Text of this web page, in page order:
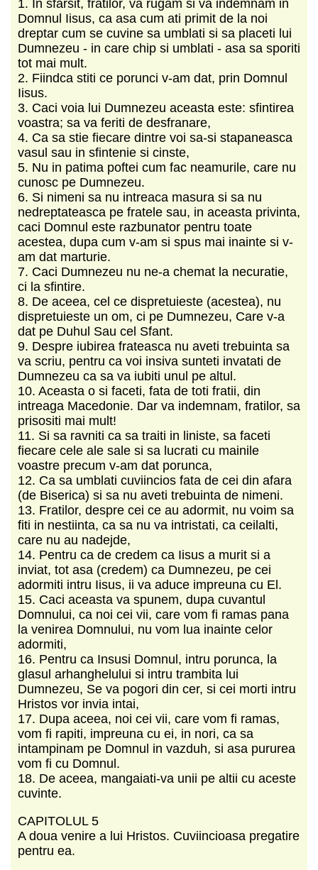
1. In sfarsit, fratilor, va rugam si va indemnam in
Domnul Iisus, ca asa cum ati primit de la noi
dreptar cum se cuvine sa umblati si sa placeti lui
Dumnezeu - in care chip si umblati - asa sa sporiti
tot mai mult.
2. Fiindca stiti ce porunci v-am dat, prin Domnul
Iisus.
3. Caci voia lui Dumnezeu aceasta este: sfintirea
voastra; sa va feriti de desfranare,
4. Ca sa stie fiecare dintre voi sa-si stapaneasca
vasul sau in sfintenie si cinste,
5. Nu in patima poftei cum fac neamurile, care nu
cunosc pe Dumnezeu.
6. Si nimeni sa nu intreaca masura si sa nu
nedreptateasca pe fratele sau, in aceasta privinta,
caci Domnul este razbunator pentru toate
acestea, dupa cum v-am si spus mai inainte si v-
am dat marturie.
7. Caci Dumnezeu nu ne-a chemat la necuratie,
ci la sfintire.
8. De aceea, cel ce dispretuieste (acestea), nu
dispretuieste un om, ci pe Dumnezeu, Care v-a
dat pe Duhul Sau cel Sfant.
9. Despre iubirea frateasca nu aveti trebuinta sa
va scriu, pentru ca voi insiva sunteti invatati de
Dumnezeu ca sa va iubiti unul pe altul.
10. Aceasta o si faceti, fata de toti fratii, din
intreaga Macedonie. Dar va indemnam, fratilor, sa
prisositi mai mult!
11. Si sa ravniti ca sa traiti in liniste, sa faceti
fiecare cele ale sale si sa lucrati cu mainile
voastre precum v-am dat porunca,
12. Ca sa umblati cuviincios fata de cei din afara
(de Biserica) si sa nu aveti trebuinta de nimeni.
13. Fratilor, despre cei ce au adormit, nu voim sa
fiti in nestiinta, ca sa nu va intristati, ca ceilalti,
care nu au nadejde,
14. Pentru ca de credem ca Iisus a murit si a
inviat, tot asa (credem) ca Dumnezeu, pe cei
adormiti intru Iisus, ii va aduce impreuna cu El.
15. Caci aceasta va spunem, dupa cuvantul
Domnului, ca noi cei vii, care vom fi ramas pana
la venirea Domnului, nu vom lua inainte celor
adormiti,
16. Pentru ca Insusi Domnul, intru porunca, la
glasul arhanghelului si intru trambita lui
Dumnezeu, Se va pogori din cer, si cei morti intru
Hristos vor invia intai,
17. Dupa aceea, noi cei vii, care vom fi ramas,
vom fi rapiti, impreuna cu ei, in nori, ca sa
intampinam pe Domnul in vazduh, si asa pururea
vom fi cu Domnul.
18. De aceea, mangaiati-va unii pe altii cu aceste
cuvinte.
CAPITOLUL 5
A doua venire a lui Hristos. Cuviincioasa pregatire
pentru ea.